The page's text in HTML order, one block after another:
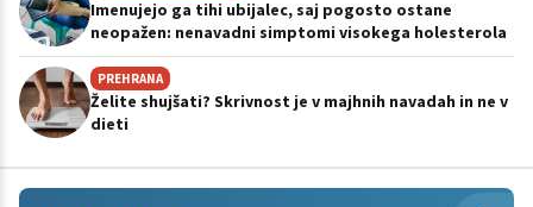
Imenujejo ga tihi ubijalec, saj pogosto ostane
neopažen: nenavadni simptomi visokega holesterola
PREHRANA
Želite shujšati? Skrivnost je v majhnih navadah in ne v
dieti